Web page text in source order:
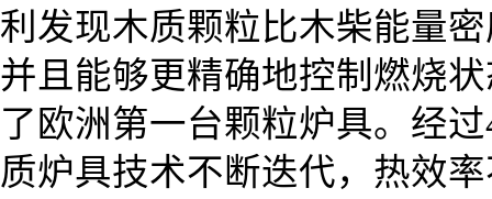
利发现木质颗粒比木柴能量
并且能够更精确地控制燃烧
了欧洲第一台颗粒炉具。经
质炉具技术不断迭代，热效